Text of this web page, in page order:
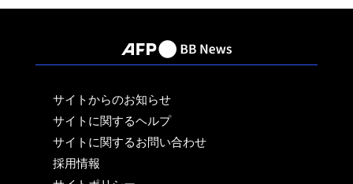
サイトからのお知らせ
サイトに関するヘルプ
サイトに関するお問い合わせ
採用情報